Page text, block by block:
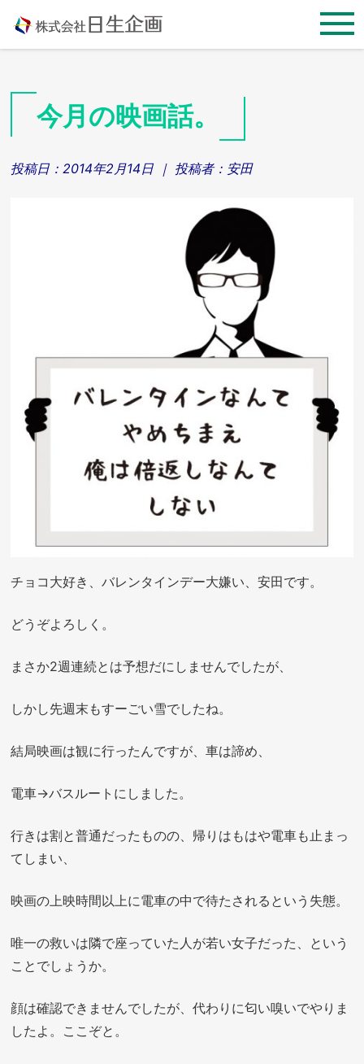
content
今月の映画話。
投稿日： 2014年2月14日 ｜ 投稿者： 安田
チョコ大好き、バレンタインデー大嫌い、安田です。
どうぞよろしく。
まさか2週連続とは予想だにしませんでしたが、
しかし先週末もすーごい雪でしたね。
結局映画は観に行ったんですが、車は諦め、
電車→バスルートにしました。
行きは割と普通だったものの、帰りはもはや電車も止まっ
てしまい、
映画の上映時間以上に電車の中で待たされるという失態。
唯一の救いは隣で座っていた人が若い女子だった、という
ことでしょうか。
顔は確認できませんでしたが、代わりに匂い嗅いでやりま
したよ。ここぞと。